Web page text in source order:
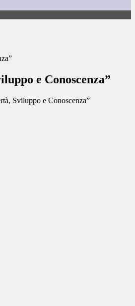
e Conoscenza”
Sviluppo e Conoscenza”